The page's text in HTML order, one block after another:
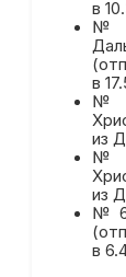
в
№
в
№
из
№
из
№
в